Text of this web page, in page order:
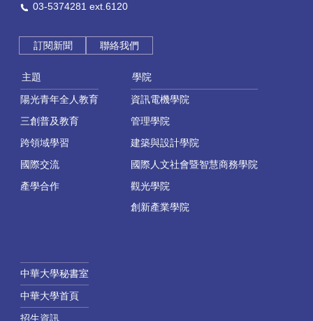
03-5374281 ext.6120
訂閱新聞 聯絡我們
主題
陽光青年全人教育
三創普及教育
跨領域學習
國際交流
產學合作
學院
資訊電機學院
管理學院
建築與設計學院
國際人文社會暨智慧商務學院
觀光學院
創新產業學院
中華大學秘書室
中華大學首頁
招生資訊